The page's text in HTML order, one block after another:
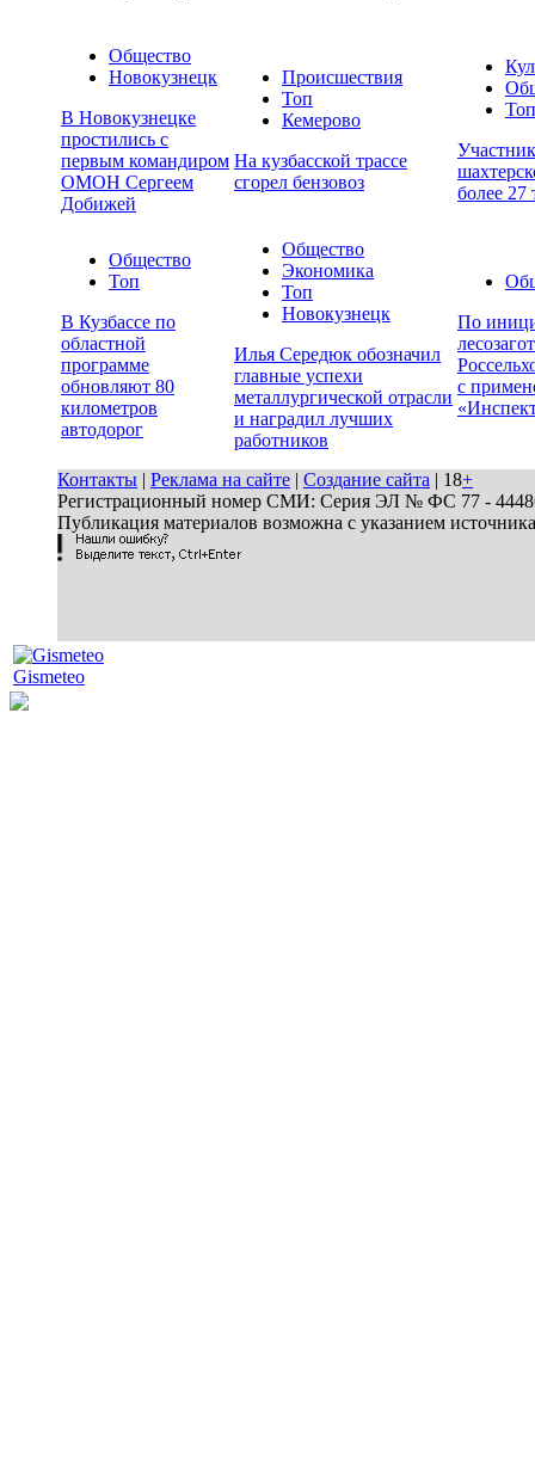
Общество
Новокузнецк
В Новокузнецке
простились с
первым командиром
ОМОН Сергеем
Добижей
Происшествия
Топ
Кемерово
На кузбасской трассе
сгорел бензовоз
Топ
более 27
Общество
Топ
В Кузбассе по
областной
программе
обновляют 80
километров
автодорог
Общество
Экономика
Топ
Новокузнецк
Илья Середюк обозначил
главные успехи
металлургической отрасли
и наградил лучших
работников
По
с
Контакты | Реклама на сайте | Создание сайта | 18+
Регистрационный номер СМИ: Серия ЭЛ № ФС 77 - 44486
Публикация материалов возможна с указанием
Gismeteo